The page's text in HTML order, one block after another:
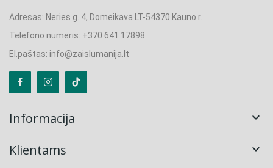
Adresas: Neries g. 4, Domeikava LT-54370 Kauno r.
Telefono numeris: +370 641 17898
El.paštas: info@zaislumanija.lt
Informacija 
Klientams 